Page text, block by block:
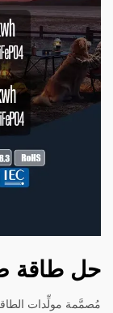
حل طاقة
مُصمَّمة مولِّدات